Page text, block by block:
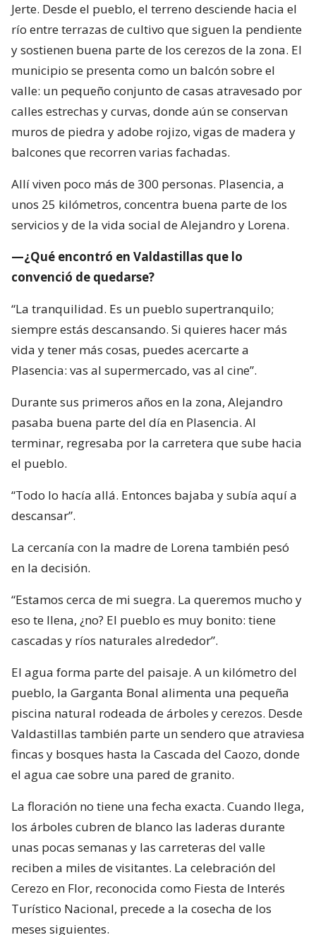
Jerte. Desde el pueblo, el terreno desciende hacia el
río entre terrazas de cultivo que siguen la pendiente
y sostienen buena parte de los cerezos de la zona. El
municipio se presenta como un balcón sobre el
valle: un pequeño conjunto de casas atravesado por
calles estrechas y curvas, donde aún se conservan
muros de piedra y adobe rojizo, vigas de madera y
balcones que recorren varias fachadas.
Allí viven poco más de 300 personas. Plasencia, a
unos 25 kilómetros, concentra buena parte de los
servicios y de la vida social de Alejandro y Lorena.
—¿Qué encontró en Valdastillas que lo
convenció de quedarse?
“La tranquilidad. Es un pueblo supertranquilo;
siempre estás descansando. Si quieres hacer más
vida y tener más cosas, puedes acercarte a
Plasencia: vas al supermercado, vas al cine”.
Durante sus primeros años en la zona, Alejandro
pasaba buena parte del día en Plasencia. Al
terminar, regresaba por la carretera que sube hacia
el pueblo.
“Todo lo hacía allá. Entonces bajaba y subía aquí a
descansar”.
La cercanía con la madre de Lorena también pesó
en la decisión.
“Estamos cerca de mi suegra. La queremos mucho y
eso te llena, ¿no? El pueblo es muy bonito: tiene
cascadas y ríos naturales alrededor”.
El agua forma parte del paisaje. A un kilómetro del
pueblo, la Garganta Bonal alimenta una pequeña
piscina natural rodeada de árboles y cerezos. Desde
Valdastillas también parte un sendero que atraviesa
fincas y bosques hasta la Cascada del Caozo, donde
el agua cae sobre una pared de granito.
La floración no tiene una fecha exacta. Cuando llega,
los árboles cubren de blanco las laderas durante
unas pocas semanas y las carreteras del valle
reciben a miles de visitantes. La celebración del
Cerezo en Flor, reconocida como Fiesta de Interés
Turístico Nacional, precede a la cosecha de los
meses siguientes.